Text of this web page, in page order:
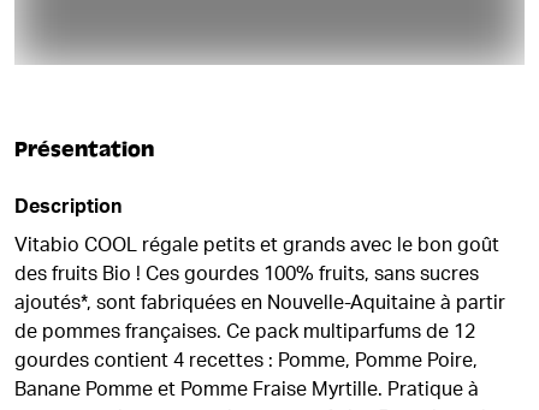
Présentation
Description
Vitabio COOL régale petits et grands avec le bon goût
des fruits Bio ! Ces gourdes 100% fruits, sans sucres
ajoutés*, sont fabriquées en Nouvelle-Aquitaine à partir
de pommes françaises. Ce pack multiparfums de 12
gourdes contient 4 recettes : Pomme, Pomme Poire,
Banane Pomme et Pomme Fraise Myrtille. Pratique à